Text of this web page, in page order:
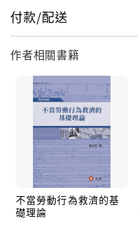
付款/配送
作者相關書籍
不當勞動行為救濟的基
礎理論